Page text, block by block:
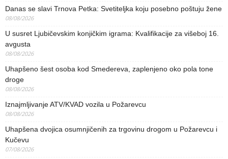
Danas se slavi Trnova Petka: Svetiteljka koju posebno poštuju žene
08/08/2026
U susret Ljubičevskim konjičkim igrama: Kvalifikacije za višeboj 16.
avgusta
08/08/2026
Uhapšeno šest osoba kod Smedereva, zaplenjeno oko pola tone
droge
08/08/2026
Iznajmljivanje ATV/KVAD vozila u Požarevcu
08/08/2026
Uhapšena dvojica osumnjičenih za trgovinu drogom u Požarevcu i
Kučevu
07/08/2026